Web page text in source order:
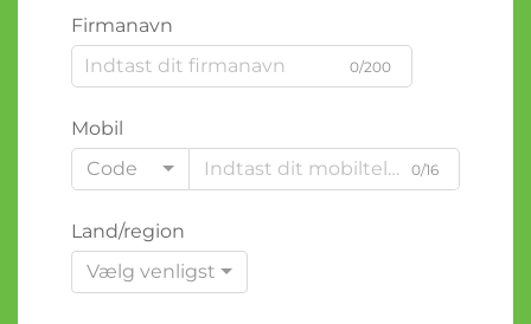
Firmanavn
0/200
Mobil
Code
0/16
Land/region
Vælg venligst